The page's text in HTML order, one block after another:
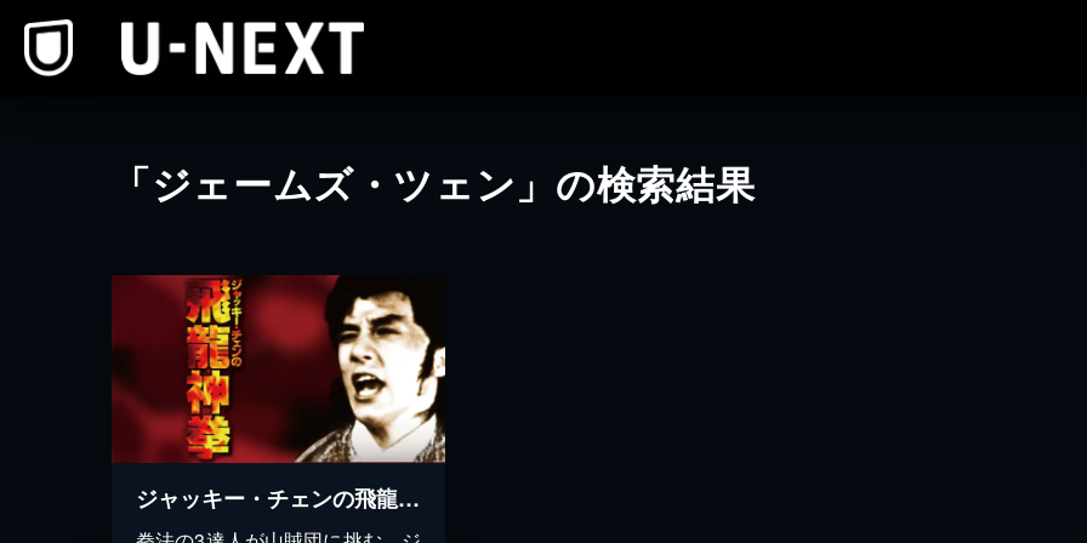
「ジェームズ・ツェン」の検索結果
ジャッキー・チェンの飛龍神拳